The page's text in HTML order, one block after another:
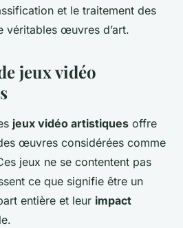
et le traitement des
véritables œuvres d’art.
jeux vidéo
jeux vidéo artistiques offre
œuvres considérées comme
jeux ne se contentent pas
ce que signifie être un
entière et leur impact